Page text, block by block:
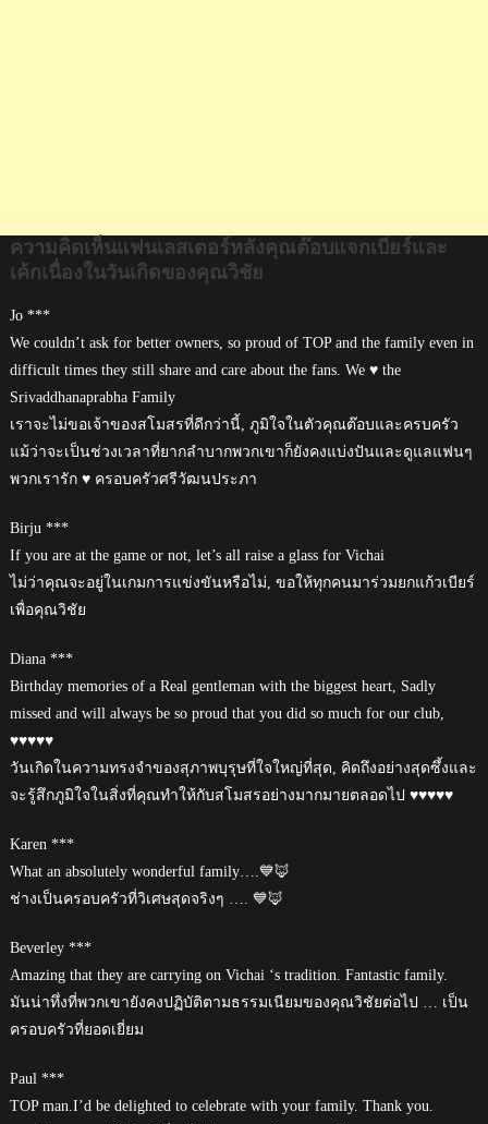
วิชัย
ความคิดเห็นแฟนเลสเตอร์หลังคุณต๊อบแจกเบียร์และ
เค้กเนื่องในวันเกิดของคุณวิชัย
Jo ***
We couldn’t ask for better owners, so proud of TOP and the family even in
difficult times they still share and care about the fans. We ♥️ the
Srivaddhanaprabha Family
เราจะไม่ขอเจ้าของสโมสรที่ดีกว่านี้, ภูมิใจในตัวคุณต๊อบและครบครัว
แม้ว่าจะเป็นช่วงเวลาที่ยากลำบากพวกเขาก็ยังคงแบ่งปันและดูแลแฟนๆ
พวกเรารัก ♥️ ครอบครัวศรีวัฒนประภา
Birju ***
If you are at the game or not, let’s all raise a glass for Vichai
ไม่ว่าคุณจะอยู่ในเกมการแข่งขันหรือไม่, ขอให้ทุกคนมาร่วมยกแก้วเบียร์
เพื่อคุณวิชัย
Diana ***
Birthday memories of a Real gentleman with the biggest heart, Sadly
missed and will always be so proud that you did so much for our club,
♥️♥️♥️♥️♥️
วันเกิดในความทรงจำของสุภาพบุรุษที่ใจใหญ่ที่สุด, คิดถึงอย่างสุดซึ้งและ
จะรู้สึกภูมิใจในสิ่งที่คุณทำให้กับสโมสรอย่างมากมายตลอดไป ♥️♥️♥️♥️♥️
Karen ***
What an absolutely wonderful family….💙🦊
ช่างเป็นครอบครัวที่วิเศษสุดจริงๆ …. 💙🦊
Beverley ***
Amazing that they are carrying on Vichai ‘s tradition. Fantastic family.
มันน่าทึ่งที่พวกเขายังคงปฏิบัติตามธรรมเนียมของคุณวิชัยต่อไป … เป็น
ครอบครัวที่ยอดเยี่ยม
Paul ***
TOP man.I’d be delighted to celebrate with your family. Thank you.